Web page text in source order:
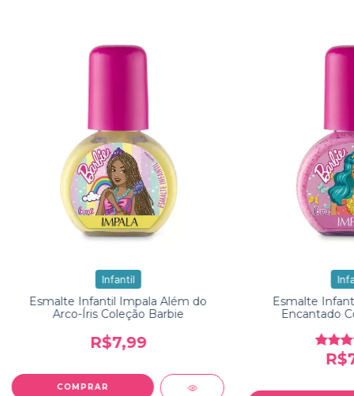
Infantil
Esmalte Infantil Impala Além do
Arco-Íris Coleção Barbie
R$7,99
Esmalte
Encantado